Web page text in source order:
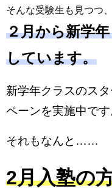
そんな受験生も見つつ
２月から新学
しています。
新学年クラスのス
ペーンを実施中です
それもなんと……
2月入塾の